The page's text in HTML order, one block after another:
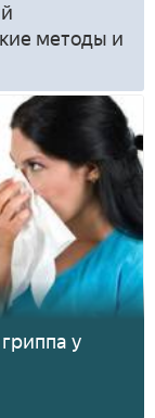
методы и
у